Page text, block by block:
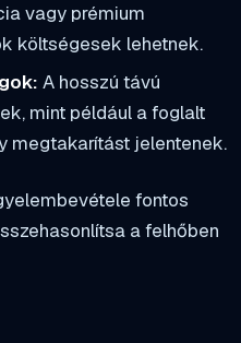
vagy prémium
költségesek lehetnek.
A hosszú távú
mint például a foglalt
megtakarítást jelentenek.
fontos
a felhőben